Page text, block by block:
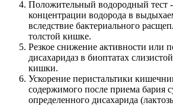
Положительный водородный тест
концентрации водорода в
вследствие бактериального
толстой кишке.
Резкое снижение активности или
дисахаридаз в биоптатах
кишки.
Ускорение перистальтики
содержимого после приема бария
определенного дисахарида